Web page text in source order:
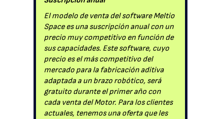
El modelo de venta del software Meltio
Space es una suscripción anual con un
precio muy competitivo en función de
sus capacidades. Este software, cuyo
precio es el más competitivo del
mercado para la fabricación aditiva
adaptada a un brazo robótico, será
gratuito durante el primer año con
cada venta del Motor. Para los clientes
actuales, tenemos una oferta que les